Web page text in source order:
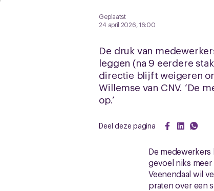
Geplaatst
24 april 2026, 16:00
De druk van
leggen (na 9 eerdere
directie blijft weigeren
Willemse van CNV. ‘De
op.’
Deel deze pagina
De
gevoel niks
Veenendaal wil
praten over een